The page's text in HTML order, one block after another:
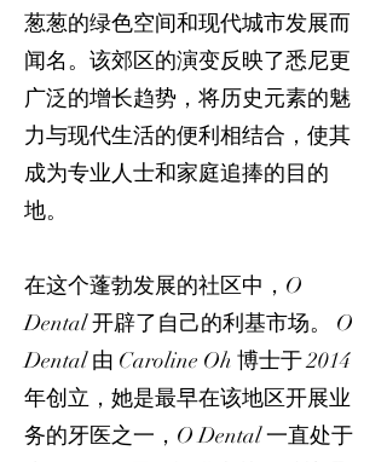
葱葱的绿色空间和现代城市发展而
闻名。该郊区的演变反映了悉尼更
广泛的增长趋势，将历史元素的魅
力与现代生活的便利相结合，使其
成为专业人士和家庭追捧的目的
地。
在这个蓬勃发展的社区中，O
Dental 开辟了自己的利基市场。 O
Dental 由 Caroline Oh 博士于 2014
年创立，她是最早在该地区开展业
务的牙医之一，O Dental 一直处于